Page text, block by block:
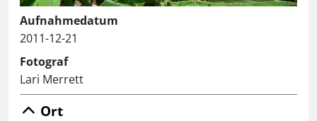
Aufnahmedatum
2011-12-21
Fotograf
Lari Merrett
Ort